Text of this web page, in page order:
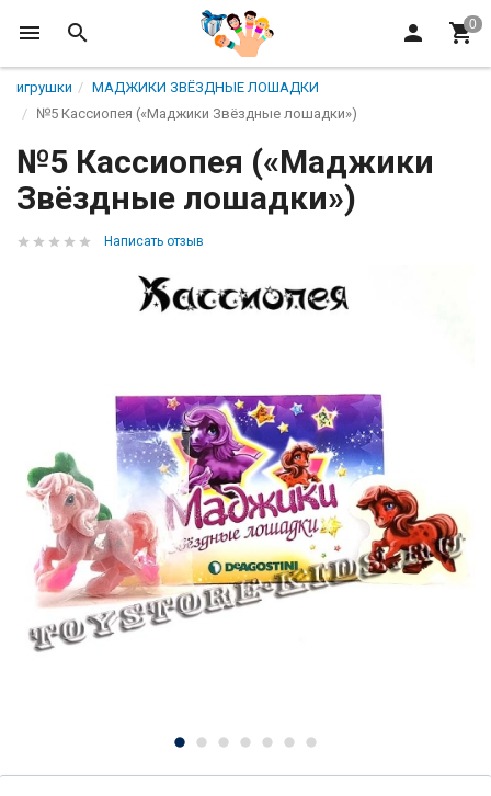
игрушки
МАДЖИКИ ЗВЁЗДНЫЕ ЛОШАДКИ
№5 Кассиопея («Маджики Звёздные лошадки»)
№5 Кассиопея («Маджики
Звёздные лошадки»)
Написать отзыв